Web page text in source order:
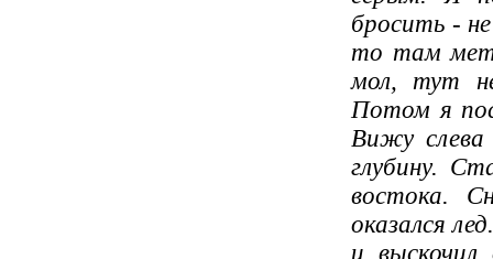
бросить -
то там
мол, тут
Потом я
Вижу
глубину.
востока.
оказался
и